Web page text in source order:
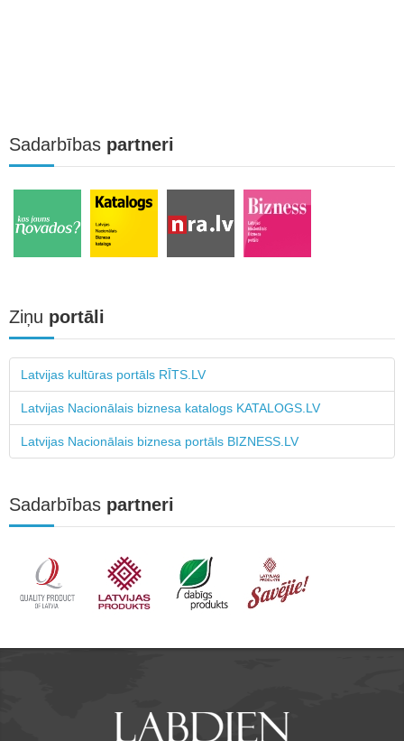
Sadarbības partneri
Ziņu portāli
Latvijas kultūras portāls RĪTS.LV
Latvijas Nacionālais biznesa katalogs KATALOGS.LV
Latvijas Nacionālais biznesa portāls BIZNESS.LV
Sadarbības partneri